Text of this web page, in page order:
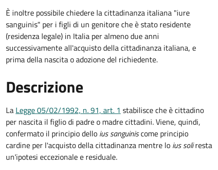
È inoltre possibile chiedere la cittadinanza italiana "iure
sanguinis" per i figli di un genitore che è stato residente
(residenza legale) in Italia per almeno due anni
successivamente all'acquisto della cittadinanza italiana, e
prima della nascita o adozione del richiedente.
Descrizione
La Legge 05/02/1992, n. 91, art. 1 stabilisce che è cittadino
per nascita il figlio di padre o madre cittadini. Viene, quindi,
confermato il principio dello ius sanguiniscome principio
cardine per l'acquisto della cittadinanza mentre lo ius soliresta
un'ipotesi eccezionale e residuale.